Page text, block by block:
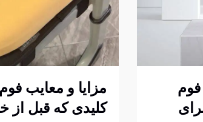
فوم
مزایا و معایب
کلیدی که قبل از